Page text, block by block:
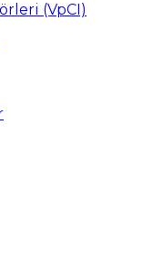
(VpCI)